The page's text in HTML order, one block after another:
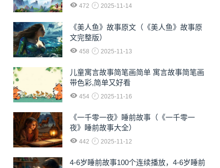
472 2025-11-14
《美人鱼》故事原文（《美人鱼》故事原
文完整版）
458 2025-11-13
儿童寓言故事简笔画简单 寓言故事简笔画
带色彩,简单又好看
454 2025-11-16
《一千零一夜》睡前故事（《一千零一
夜》睡前故事大全）
442 2025-11-12
4-6岁睡前故事100个连续播放，4-6岁睡前